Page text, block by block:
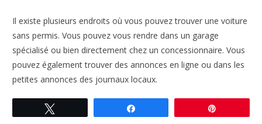
Il existe plusieurs endroits où vous pouvez trouver une voiture
sans permis. Vous pouvez vous rendre dans un garage
spécialisé ou bien directement chez un concessionnaire. Vous
pouvez également trouver des annonces en ligne ou dans les
petites annonces des journaux locaux.